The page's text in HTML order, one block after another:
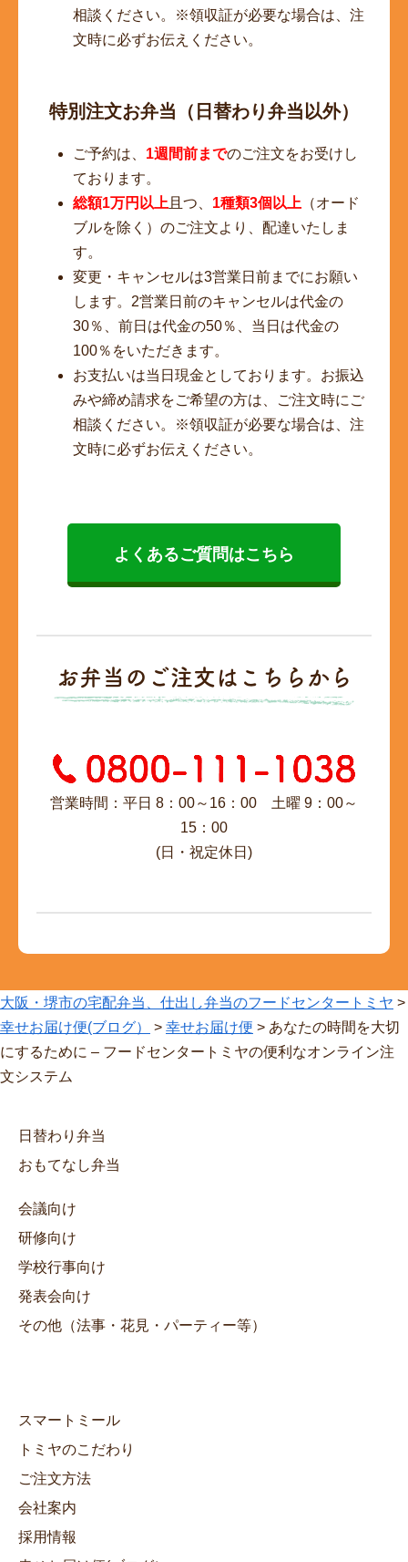
相談ください。※領収証が必要な場合は、注
文時に必ずお伝えください。
特別注文お弁当（日替わり弁当以外）
ご予約は、 1週間前までのご注文をお受けし
ております。
総額1万円以上 且つ、 1種類3個以上 （オード
ブルを除く）のご注文より、配達いたしま
す。
変更・キャンセルは3営業日前までにお願い
します。2営業日前のキャンセルは代金の
30％、前日は代金の50％、当日は代金の
100％をいただきます。
お支払いは当日現金としております。お振込
みや締め請求をご希望の方は、ご注文時にご
相談ください。※領収証が必要な場合は、注
文時に必ずお伝えください。
よくあるご質問はこちら
お弁当のご注文はこちらから
営業時間：平日 8：00～16：00 土曜 9：00～
15：00
(日・祝定休日)
大阪・堺市の宅配弁当、仕出し弁当のフードセンタートミヤ >
幸せお届け便(ブログ）
> 幸せお届け便 > あなたの時間を大切
にするために – フードセンタートミヤの便利なオンライン注
文システム
日替わり弁当
おもてなし弁当
会議向け
研修向け
学校行事向け
発表会向け
その他（法事・花見・パーティー等）
スマートミール
トミヤのこだわり
ご注文方法
会社案内
採用情報